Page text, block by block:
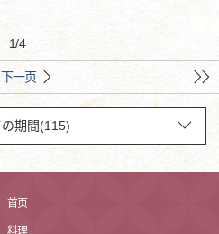
1/4
下一页
首页
料理